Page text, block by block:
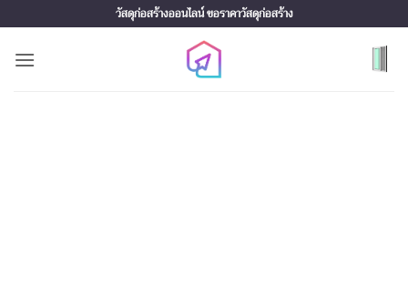
to
content
วัสดุก่อสร้างออนไลน์ ขอราคาวัสดุก่อสร้าง